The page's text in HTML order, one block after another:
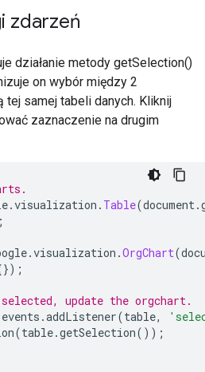
zdarzeń
działanie metody getSelection()
on wybór między 2
tej samej tabeli danych. Kliknij
zaznaczenie na drugim
.visualization . Table(document.
.visualization .OrgChart(
update the orgchart.
events .addListener(table,
(table.getSelection());